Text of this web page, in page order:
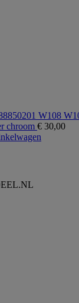
W108
chroom € 30,00